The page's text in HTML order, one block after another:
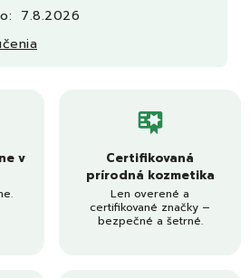
7.8.2026
v
Certifikovaná
prírodná kozmetika
Len overené a
certifikované značky –
bezpečné a šetrné.